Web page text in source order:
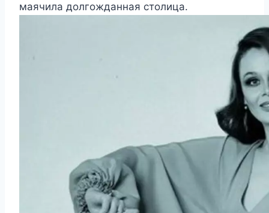
маячила долгожданная столица.